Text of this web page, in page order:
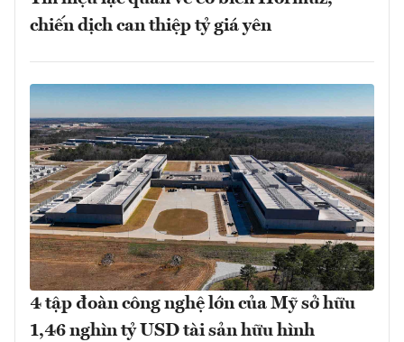
chiến dịch can thiệp tỷ giá yên
4 tập đoàn công nghệ lớn của Mỹ sở hữu
1,46 nghìn tỷ USD tài sản hữu hình